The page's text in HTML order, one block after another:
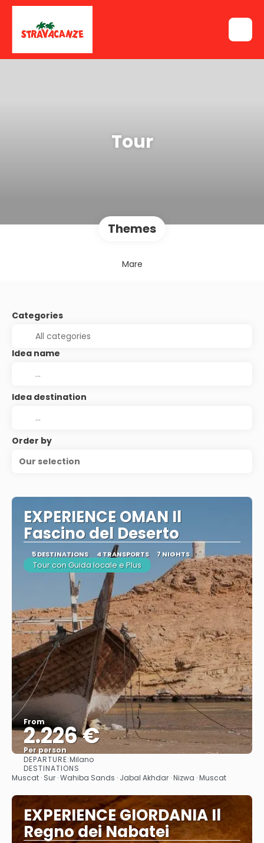
Tour
Themes
Mare
Categories
Idea name
Idea destination
Order by
Our selection
EXPERIENCE OMAN Il
Fascino del Deserto
5 DESTINATIONS 4 TRANSPORTS 7 NIGHTS
Tour con Guida locale e Plus
From
2.226 €
Per person
DEPARTURE:Milano
DESTINATIONS
Muscat · Sur · Wahiba Sands · Jabal Akhdar · Nizwa · Muscat
EXPERIENCE GIORDANIA Il
Regno dei Nabatei